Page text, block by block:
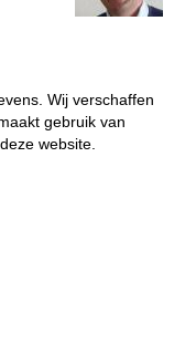
Wij verschaffen
gebruik van
website.